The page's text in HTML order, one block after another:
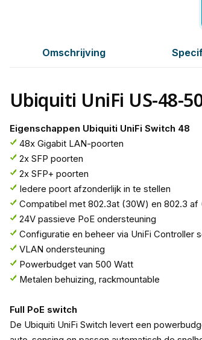
Omschrijving
Ubiquiti UniFi US-48-
Eigenschappen Ubiquiti UniFi Switch 48
48x Gigabit LAN-poorten
2x SFP poorten
2x SFP+ poorten
Iedere poort afzonderlijk in te stellen
Compatibel met 802.3at (30W) en 802.3 af
24V passieve PoE ondersteuning
Configuratie en beheer via UniFi Controller
VLAN ondersteuning
Powerbudget van 500 Watt
Metalen behuizing, rackmountable
Full PoE switch
De Ubiquiti UniFi Switch levert een